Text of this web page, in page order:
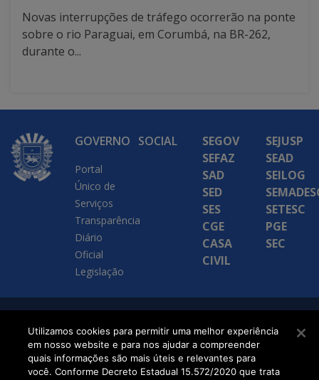
Novas interrupções de tráfego ocorrerão na ponte
sobre o rio Paraguai, em Corumbá, na BR-262,
durante o...
GOVERNO
Portal
Único de
Serviços
Transparência
Diário
Oficial
Legislação
SOCIAL
SEGOV
SEFAZ
SAD
SED
SES
CGE
CASA
CIVIL
SEJUSP
SEAD
SEILOG
SETESC
PGE
SEC
SETDIG | Secretaria-
Executiva de
Transformação Digital
Utilizamos cookies para permitir uma melhor experiência
em nosso website e para nos ajudar a compreender
quais informações são mais úteis e relevantes para
você. Conforme Decreto Estadual 15.572/2020 que trata